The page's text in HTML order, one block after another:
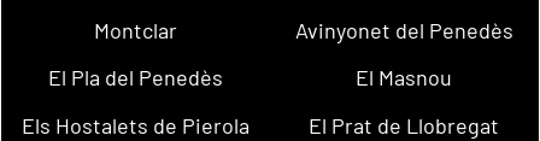
Montclar
Avinyonet del Penedès
El Pla del Penedès
El Masnou
Els Hostalets de Pierola
El Prat de Llobregat